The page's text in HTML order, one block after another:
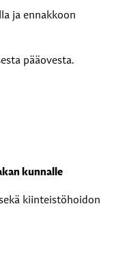
ja ennakkoon
pääovesta.
kunnalle
kiinteistöhoidon